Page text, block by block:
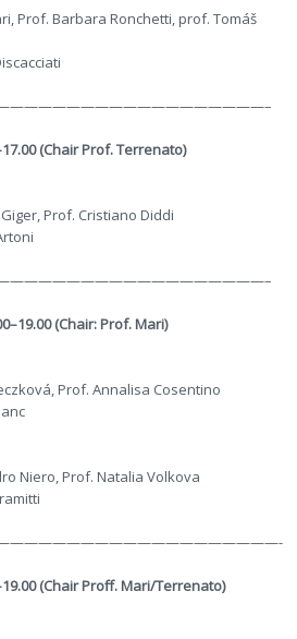
Prof. Barbara Ronchetti, prof. Tomáš
(Chair Prof. Terrenato)
Prof. Cristiano Diddi
(Chair: Prof. Mari)
Prof. Annalisa Cosentino
Niero, Prof. Natalia Volkova
(Chair Proff. Mari/Terrenato)